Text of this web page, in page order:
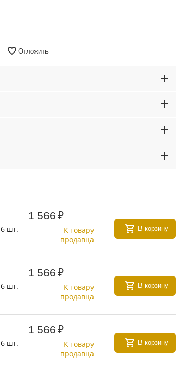
Отложить
6 шт.
1 566 ₽
К товару
продавца
В корзину
6 шт.
1 566 ₽
К товару
продавца
В корзину
6 шт.
1 566 ₽
К товару
продавца
В корзину